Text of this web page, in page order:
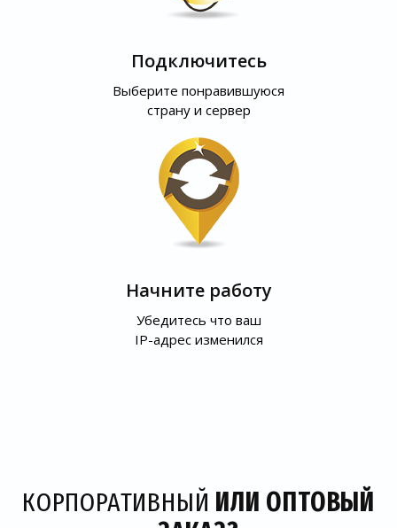
Подключитесь
Выберите понравившуюся
страну и сервер
Начните работу
Убедитесь что ваш
IP-адрес изменился
КОРПОРАТИВНЫЙ ИЛИ ОПТОВЫЙ